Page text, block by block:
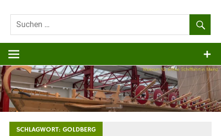
SCHLAGWORT:GOLDBERG